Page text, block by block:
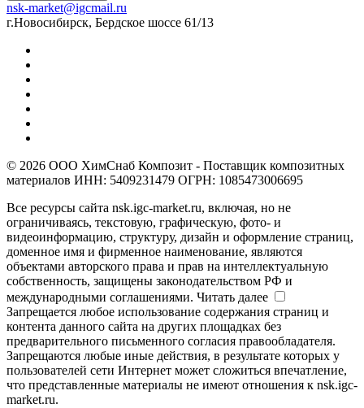
nsk-market@igcmail.ru
г.Новосибирск, Бердское шоссе 61/13
© 2026 ООО ХимСнаб Композит - Поставщик композитных
материалов ИНН: 5409231479 ОГРН: 1085473006695
Все ресурсы сайта nsk.igc-market.ru, включая, но не
ограничиваясь, текстовую, графическую, фото- и
видеоинформацию, структуру, дизайн и оформление страниц,
доменное имя и фирменное наименование, являются
объектами авторского права и прав на интеллектуальную
собственность, защищены законодательством РФ и
международными соглашениями. Читать далее
Запрещается любое использование содержания страниц и
контента данного сайта на других площадках без
предварительного письменного согласия правообладателя.
Запрещаются любые иные действия, в результате которых у
пользователей сети Интернет может сложиться впечатление,
что представленные материалы не имеют отношения к nsk.igc-
market.ru.